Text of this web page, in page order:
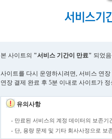
본 사이트의 "서비스 기간이 만료" 되었
사이트를 다시 운영하시려면, 서비스 연
연장 결제 완료 후 5분 이내로 사이트가
유의사항
- 만료된 서비스의 계정 데이터의 보존기
- 단, 용량 문제 및 기타 회사사정으로 보